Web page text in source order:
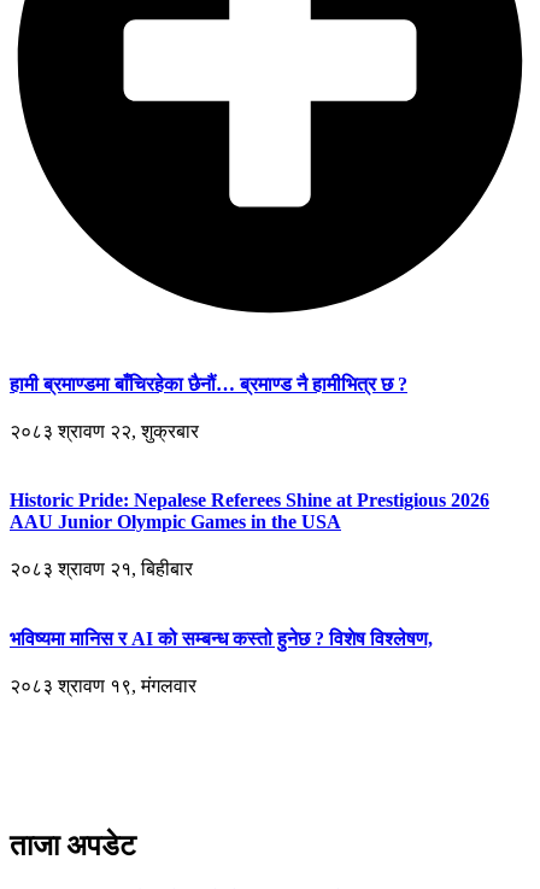
हामी ब्रमाण्डमा बाँचिरहेका छैनौं… ब्रमाण्ड नै हामीभित्र छ ?
२०८३ श्रावण २२, शुक्रबार
Historic Pride: Nepalese Referees Shine at Prestigious 2026
AAU Junior Olympic Games in the USA
२०८३ श्रावण २१, बिहीबार
भविष्यमा मानिस र AI को सम्बन्ध कस्तो हुनेछ ? विशेष विश्लेषण,
२०८३ श्रावण १९, मंगलवार
ताजा अपडेट